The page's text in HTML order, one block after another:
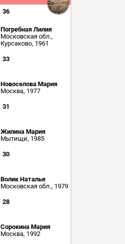
36
Погребная Лилия
Московская обл.,
Курсаково, 1961
33
Новоселова Мария
Москва, 1977
31
Жилина Мария
Мытищи, 1985
30
Волик Наталья
Московская обл., 1979
28
Сорокина Мария
Москва, 1992